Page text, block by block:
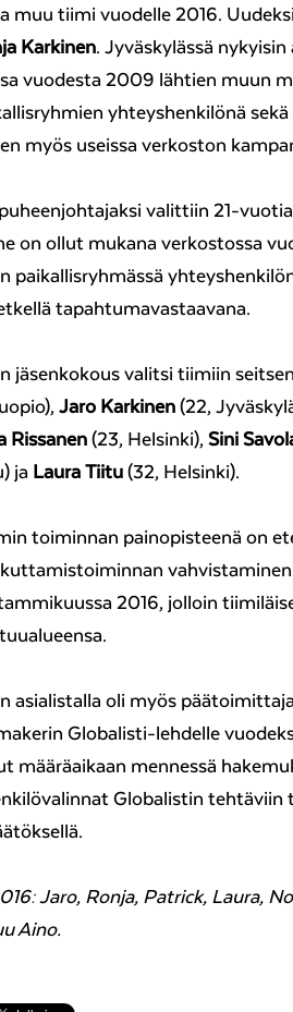
muu tiimi vuodelle 2016.
Karkinen. Jyväskylässä
vuodesta 2009 lähtien muun
yhteyshenkilönä
myös useissa verkoston
valittiin 21-
on ollut mukana verkostossa
paikallisryhmässä
tapahtumavastaavana.
jäsenkokous valitsi tiimiin
Jaro Karkinen (22,
Rissanen (23, Helsinki), Sini
ja Laura Tiitu (32, Helsinki).
toiminnan painopisteenä on
2016, jolloin
asialistalla oli myös
Globalisti-lehdelle
määräaikaan mennessä
Globalistin
Jaro, Ronja, Patrick, Laura,
Aino.